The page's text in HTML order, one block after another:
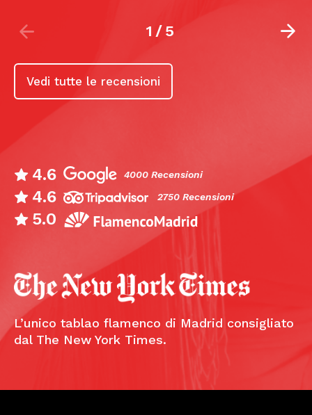
1/5
Vedi tutte le recensioni
4.6 4000 Recensioni
4.6 2750 Recensioni
5.0
L’unico tablao flamenco di Madrid consigliato
dal The New York Times.